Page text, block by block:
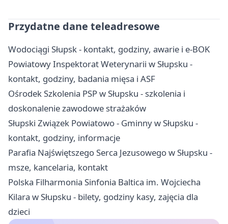
Przydatne dane teleadresowe
Wodociągi Słupsk - kontakt, godziny, awarie i e-BOK
Powiatowy Inspektorat Weterynarii w Słupsku -
kontakt, godziny, badania mięsa i ASF
Ośrodek Szkolenia PSP w Słupsku - szkolenia i
doskonalenie zawodowe strażaków
Słupski Związek Powiatowo - Gminny w Słupsku -
kontakt, godziny, informacje
Parafia Najświętszego Serca Jezusowego w Słupsku -
msze, kancelaria, kontakt
Polska Filharmonia Sinfonia Baltica im. Wojciecha
Kilara w Słupsku - bilety, godziny kasy, zajęcia dla
dzieci